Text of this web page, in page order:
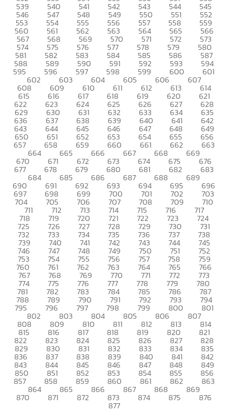
539 540 541 542 543 544 545
546 547 548 549 550 551 552
553 554 555 556 557 558 559
560 561 562 563 564 565 566
567 568 569 570 571 572 573
574 575 576 577 578 579 580
581 582 583 584 585 586 587
588 589 590 591 592 593 594
595 596 597 598 599 600 601
602 603 604 605 606 607
608 609 610 611 612 613 614
615 616 617 618 619 620 621
622 623 624 625 626 627 628
629 630 631 632 633 634 635
636 637 638 639 640 641 642
643 644 645 646 647 648 649
650 651 652 653 654 655 656
657 658 659 660 661 662 663
664 665 666 667 668 669
670 671 672 673 674 675 676
677 678 679 680 681 682 683
684 685 686 687 688 689
690 691 692 693 694 695 696
697 698 699 700 701 702 703
704 705 706 707 708 709 710
711 712 713 714 715 716 717
718 719 720 721 722 723 724
725 726 727 728 729 730 731
732 733 734 735 736 737 738
739 740 741 742 743 744 745
746 747 748 749 750 751 752
753 754 755 756 757 758 759
760 761 762 763 764 765 766
767 768 769 770 771 772 773
774 775 776 777 778 779 780
781 782 783 784 785 786 787
788 789 790 791 792 793 794
795 796 797 798 799 800 801
802 803 804 805 806 807
808 809 810 811 812 813 814
815 816 817 818 819 820 821
822 823 824 825 826 827 828
829 830 831 832 833 834 835
836 837 838 839 840 841 842
843 844 845 846 847 848 849
850 851 852 853 854 855 856
857 858 859 860 861 862 863
864 865 866 867 868 869
870 871 872 873 874 875 876
877